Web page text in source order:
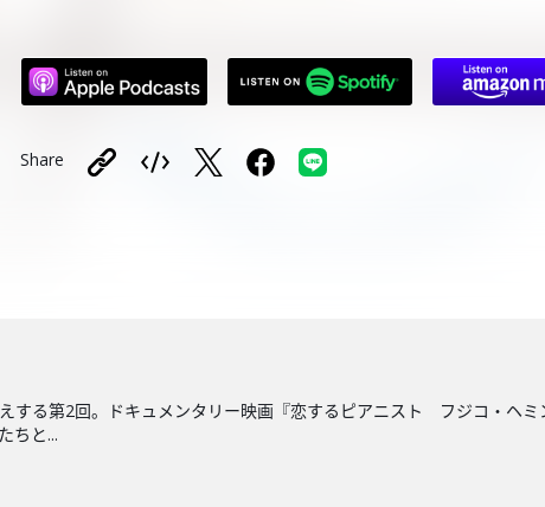
Share
する第2回。ドキュメンタリー映画『恋するピアニスト フジコ・ヘ
ちと...